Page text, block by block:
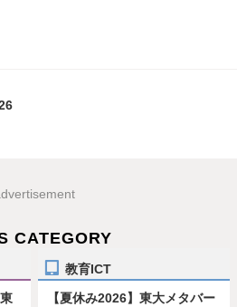
CATEGORY
教育ICT
【夏休み2026】東大メタバー